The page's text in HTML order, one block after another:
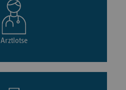
Arztlotse